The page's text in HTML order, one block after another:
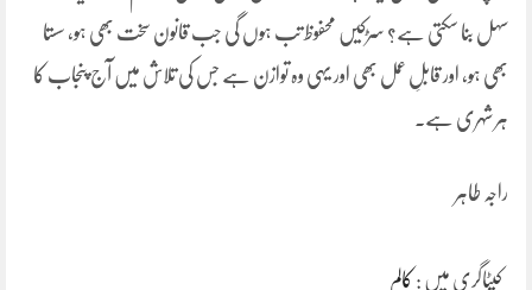
سہل بنا سکتی ہے؟ سڑکیں محفوظ تب ہوں گی جب قانون سخت بھی ہو، سستا
بھی ہو، اور قابلِ عمل بھی اور یہی وہ توازن ہے جس کی تلاش میں آج پنجاب کا
ہر شہری ہے۔
راجہ طاہر
کیٹاگری میں : کالم